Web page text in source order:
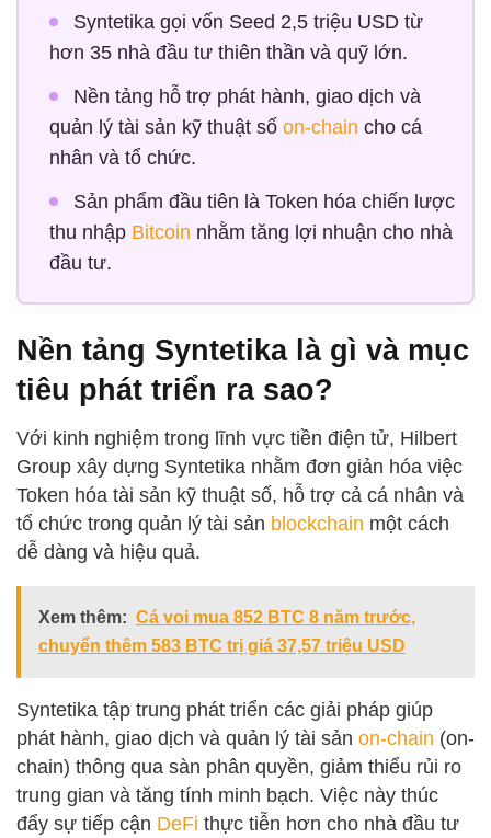
Syntetika gọi vốn Seed 2,5 triệu USD từ
hơn 35 nhà đầu tư thiên thần và quỹ lớn.
Nền tảng hỗ trợ phát hành, giao dịch và
quản lý tài sản kỹ thuật số on-chain cho cá
nhân và tổ chức.
Sản phẩm đầu tiên là Token hóa chiến lược
thu nhập Bitcoin nhằm tăng lợi nhuận cho nhà
đầu tư.
Nền tảng Syntetika là gì và mục
tiêu phát triển ra sao?
Với kinh nghiệm trong lĩnh vực tiền điện tử, Hilbert
Group xây dựng Syntetika nhằm đơn giản hóa việc
Token hóa tài sản kỹ thuật số, hỗ trợ cả cá nhân và
tổ chức trong quản lý tài sản blockchain một cách
dễ dàng và hiệu quả.
Xem thêm: Cá voi mua 852 BTC 8 năm trước,
chuyển thêm 583 BTC trị giá 37,57 triệu USD
Syntetika tập trung phát triển các giải pháp giúp
phát hành, giao dịch và quản lý tài sản on-chain (on-
chain) thông qua sàn phân quyền, giảm thiểu rủi ro
trung gian và tăng tính minh bạch. Việc này thúc
đẩy sự tiếp cận DeFi thực tiễn hơn cho nhà đầu tư